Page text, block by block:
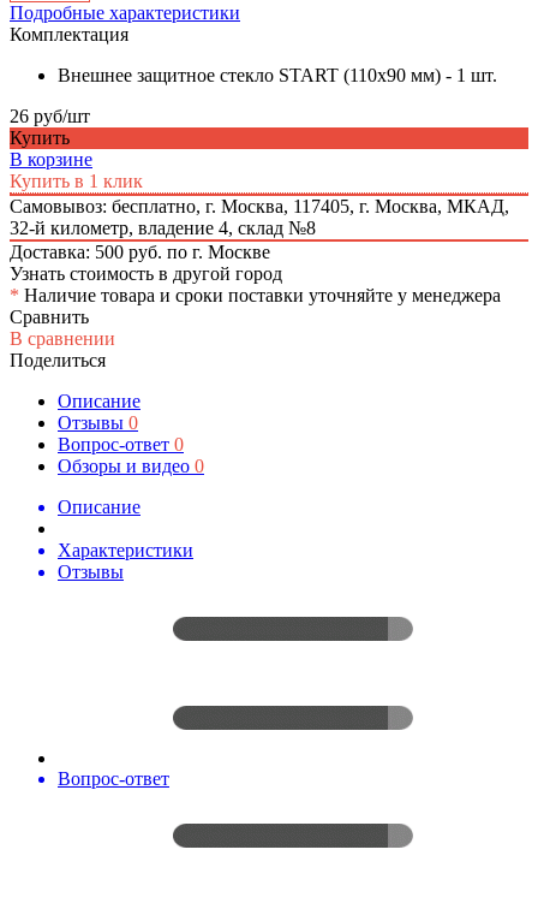
Подробные характеристики
Комплектация
Внешнее защитное стекло START (110х90 мм) - 1 шт.
26 руб/шт
Купить
В корзине
Купить в 1 клик
Самовывоз: бесплатно, г. Москва, 117405, г. Москва, МКАД,
32-й километр, владение 4, склад №8
Доставка: 500 руб. по г. Москве
Узнать стоимость в другой город
* Наличие товара и сроки поставки уточняйте у менеджера
Сравнить
В сравнении
Поделиться
Описание
Отзывы 0
Вопрос-ответ 0
Обзоры и видео 0
Описание
Характеристики
Отзывы
Вопрос-ответ